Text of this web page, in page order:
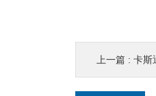
上一篇 : 卡斯